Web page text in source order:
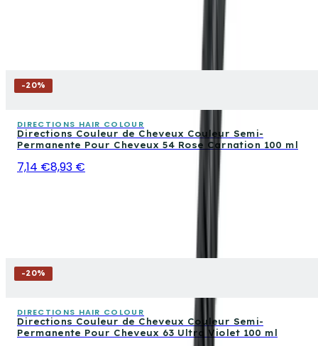
-20%
DIRECTIONS HAIR COLOUR
Directions Couleur de Cheveux Couleur Semi-
Permanente Pour Cheveux 54 Rose Carnation 100 ml
7,14 €8,93 €
-20%
DIRECTIONS HAIR COLOUR
Directions Couleur de Cheveux Couleur Semi-
Permanente Pour Cheveux 63 Ultra Violet 100 ml